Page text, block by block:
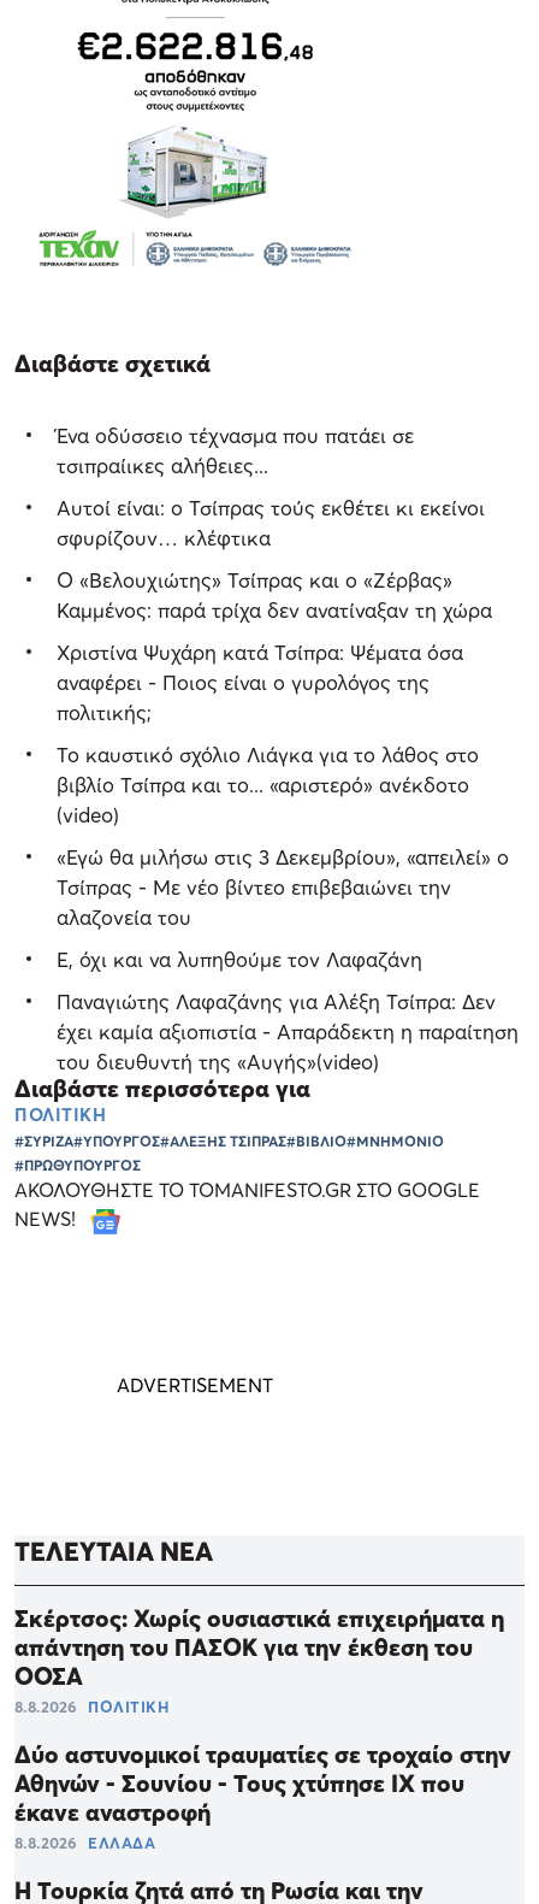
Διαβάστε σχετικά
Ένα οδύσσειο τέχνασμα που πατάει σε
τσιπραίικες αλήθειες...
Αυτοί είναι: ο Τσίπρας τούς εκθέτει κι εκείνοι
σφυρίζουν… κλέφτικα
O «Βελουχιώτης» Τσίπρας και ο «Ζέρβας»
Καμμένος: παρά τρίχα δεν ανατίναξαν τη χώρα
Χριστίνα Ψυχάρη κατά Τσίπρα: Ψέματα όσα
αναφέρει - Ποιος είναι ο γυρολόγος της
πολιτικής;
Το καυστικό σχόλιο Λιάγκα για το λάθος στο
βιβλίο Τσίπρα και το... «αριστερό» ανέκδοτο
(video)
«Εγώ θα μιλήσω στις 3 Δεκεμβρίου», «απειλεί» ο
Τσίπρας - Με νέο βίντεο επιβεβαιώνει την
αλαζονεία του
Ε, όχι και να λυπηθούμε τον Λαφαζάνη
Παναγιώτης Λαφαζάνης για Αλέξη Τσίπρα: Δεν
έχει καμία αξιοπιστία - Απαράδεκτη η παραίτηση
του διευθυντή της «Αυγής»(video)
Διαβάστε περισσότερα για
ΠΟΛΙΤΙΚΗ
#ΣΥΡΙΖΑ#ΥΠΟΥΡΓΟΣ#ΑΛΕΞΗΣ ΤΣΙΠΡΑΣ#ΒΙΒΛΙΟ#ΜΝΗΜΟΝΙΟ
#ΠΡΩΘΥΠΟΥΡΓΟΣ
ΑΚΟΛΟΥΘΗΣΤΕ ΤΟ TOMANIFESTO.GR ΣΤΟ GOOGLE
NEWS!
ΤΕΛΕΥΤΑΙΑ ΝΕΑ
Σκέρτσος: Χωρίς ουσιαστικά επιχειρήματα η
απάντηση του ΠΑΣΟΚ για την έκθεση του
ΟΟΣΑ
8.8.2026 ΠΟΛΙΤΙΚΗ
Δύο αστυνομικοί τραυματίες σε τροχαίο στην
Αθηνών - Σουνίου - Τους χτύπησε ΙΧ που
έκανε αναστροφή
8.8.2026 ΕΛΛΑΔΑ
Η Τουρκία ζητά από τη Ρωσία και την